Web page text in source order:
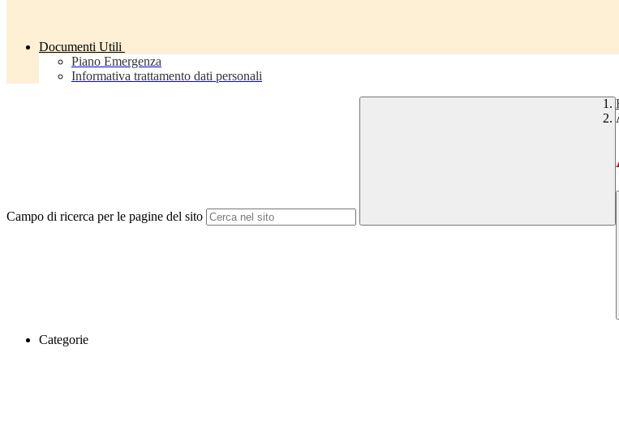
Documenti Utili
Piano Emergenza
Informativa trattamento dati personali
Campo di ricerca per le pagine del sito
Categorie